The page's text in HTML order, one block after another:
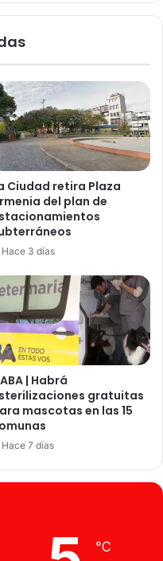
Ciudad retira Plaza
del plan de
Hace 3 días
| Habrá
gratuitas
mascotas en las 15
Hace 7 días
℃